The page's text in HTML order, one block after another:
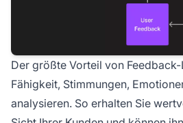
Der größte Vorteil von
Fähigkeit, Stimmungen,
analysieren. So erhalten Sie